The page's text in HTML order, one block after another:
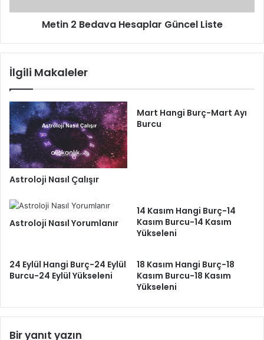
Metin 2 Bedava Hesaplar Güncel Liste
İlgili Makaleler
Astroloji Nasıl Çalışır
Mart Hangi Burç-Mart Ayı
Burcu
Astroloji Nasıl Yorumlanır
14 Kasım Hangi Burç-14
Kasım Burcu-14 Kasım
Yükseleni
24 Eylül Hangi Burç-24 Eylül
Burcu-24 Eylül Yükseleni
18 Kasım Hangi Burç-18
Kasım Burcu-18 Kasım
Yükseleni
Bir yanıt yazın